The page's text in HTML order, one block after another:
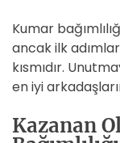
Kumar
ancak ilk
kısmıdır.
en iyi
Kazanan